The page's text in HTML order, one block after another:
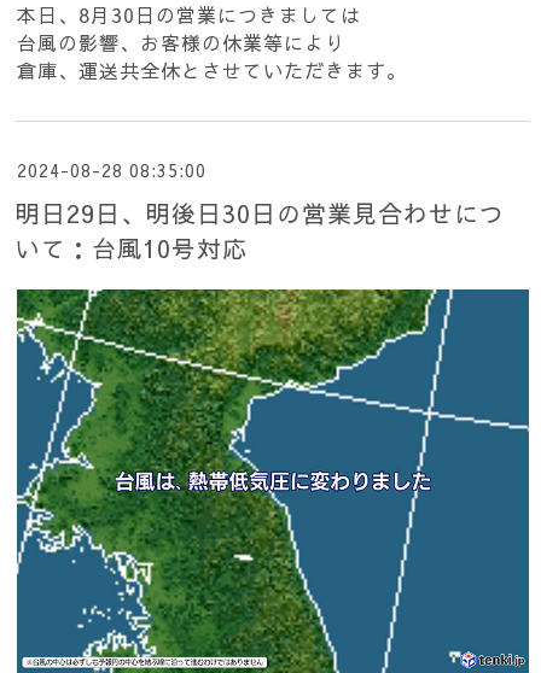
本日、8月30日の営業につきましては
台風の影響、お客様の休業等により
倉庫、運送共全休とさせていただきます。
2024-08-28 08:35:00
明日29日、明後日30日の営業見合わせにつ
いて：台風10号対応